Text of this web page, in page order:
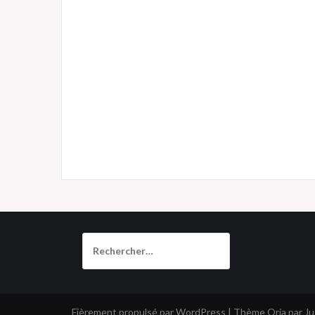
Fièrement propulsé par WordPress | Thème Oria par